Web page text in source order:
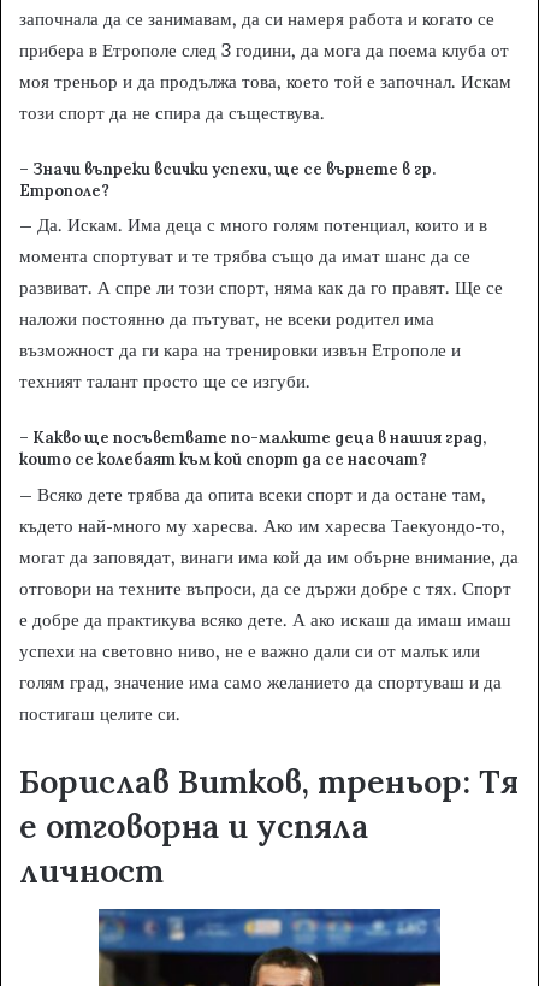
започнала да се занимавам, да си намеря работа и когато се
прибера в Етрополе след 3 години, да мога да поема клуба от
моя треньор и да продължа това, което той е започнал. Искам
този спорт да не спира да съществува.
– Значи въпреки всички успехи, ще се върнете в гр.
Етрополе?
– Да. Искам. Има деца с много голям потенциал, които и в
момента спортуват и те трябва също да имат шанс да се
развиват. А спре ли този спорт, няма как да го правят. Ще се
наложи постоянно да пътуват, не всеки родител има
възможност да ги кара на тренировки извън Етрополе и
техният талант просто ще се изгуби.
– Какво ще посъветвате по-малките деца в нашия град,
които се колебаят към кой спорт да се насочат?
– Всяко дете трябва да опита всеки спорт и да остане там,
където най-много му харесва. Ако им харесва Таекуондо-то,
могат да заповядат, винаги има кой да им обърне внимание, да
отговори на техните въпроси, да се държи добре с тях. Спорт
е добре да практикува всяко дете. А ако искаш да имаш имаш
успехи на световно ниво, не е важно дали си от малък или
голям град, значение има само желанието да спортуваш и да
постигаш целите си.
Борислав Витков, треньор: Тя
е отговорна и успяла
личност